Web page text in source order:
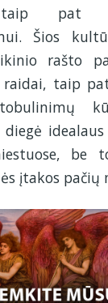
pat ir
Šios
rašto
taip
be
įtakos pačių